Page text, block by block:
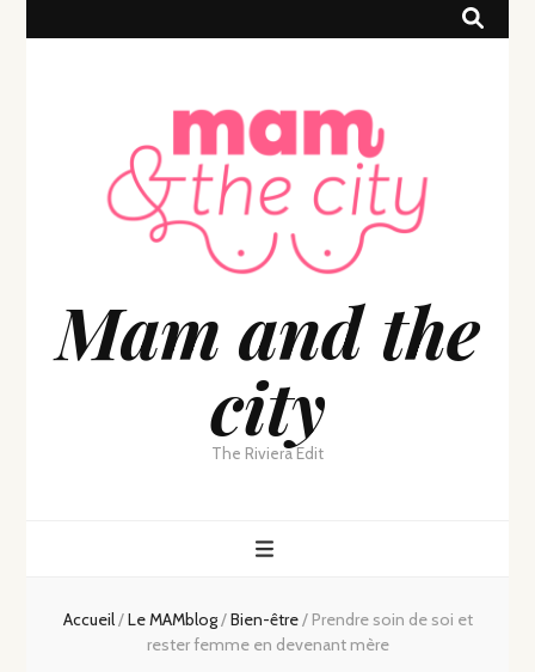
Mam and the
city
The Riviera Edit
Accueil/Le MAMblog/Bien-être/ Prendre soin de soi et
rester femme en devenant mère